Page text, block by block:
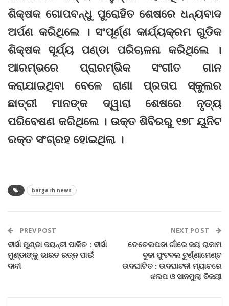
ଶିକ୍ଷକ ଗୋପବନ୍ଧୁ ପୁରୋହିତ ଶେଷରେ ଧନ୍ୟବାଦ
ଅର୍ପଣ କରିଥିଲେ । ସଂପୂର୍ଣ୍ଣ କାର୍ଯ୍ୟକ୍ରମ ଗୁଡିକ
ଶିକ୍ଷକ ସୂର୍ଯ୍ୟ ପଣ୍ଡା ପରିଚାଳନା କରିଥିଲେ ।
ଆରମ୍ଭରେ ପ୍ରାରମ୍ଭିକ ସଂଗୀତ ଗାନ
କରାଯାଇଥିବା ବେଳେ ରାଣା ପ୍ରତାପ ସ୍କୁଲର
ଛାତ୍ରୀ ମାନଙ୍କ ଦ୍ୱାରା ଶେଷରେ ନୃତ୍ୟ
ପରିବେଷଣ କରିଥିଲେ । ଉକ୍ତ ଶିବିରରୁ ୧୭୮ ୟୁନିଟ
ରକ୍ତ ସଂଗ୍ରହ ହୋଇଥିଲା ।
bargarh news
PREV POST
ବୀର୍ସା ମୁଣ୍ଡା ଜୟନ୍ତୀ ପାଳିତ : ବୀର୍ସା
ମୁଣ୍ଡାଙ୍କୁ ଭାରତ ରତ୍ନ ପାଇଁ
ଦାବୀ
NEXT POST
ତେତେଲପଡା ଗାଁରେ ଜୟ ରାକାମ
ବୁଢା ଫୁଟବଲ ଟୁର୍ଣ୍ଣାମେଣ୍ଟ
ଉଦଘାଟିତ : ଉଦଘାଟନୀ ମ୍ୟାଚରେ
ଝଲପ ଓ ସାନମୁଲା ବିଜୟୀ